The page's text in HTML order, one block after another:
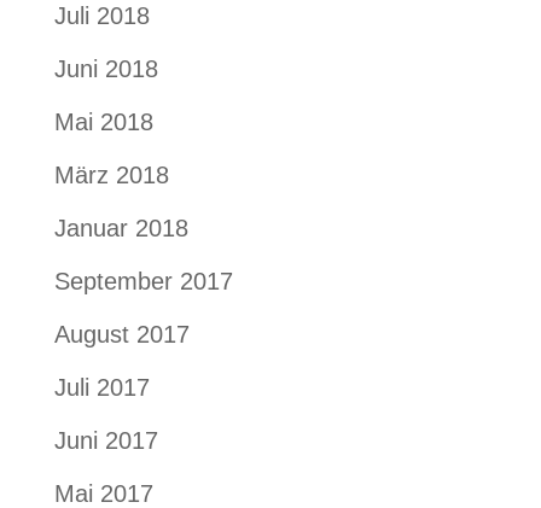
Juli 2018
Juni 2018
Mai 2018
März 2018
Januar 2018
September 2017
August 2017
Juli 2017
Juni 2017
Mai 2017